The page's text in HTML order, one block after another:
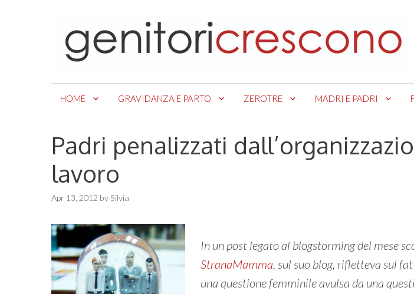
HOME GRAVIDANZA E PARTO ZEROTRE MADRI E PADRI
Padri penalizzati
lavoro
Apr 13, 2012 by Silvia
In un post legato al blogstorming del mese
StranaMamma, sul suo blog, rifletteva sul
una questione femminile avulsa da una